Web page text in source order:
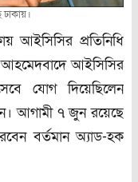
আইসিসির প্রতিনিধি
আইসিসির
যোগ দিয়েছিলেন
আগামী ৭ জুন রয়েছে
করবেন বর্তমান অ্যাড-হক